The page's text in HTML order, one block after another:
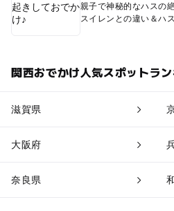
親子で神秘的なハスの
スイレンとの違い＆ハ
関西おでかけ人気スポットラ
滋賀県
大阪府
奈良県